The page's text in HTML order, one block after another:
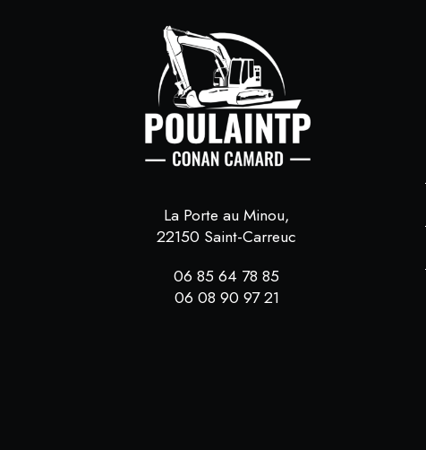
La Porte au Minou,
22150 Saint-Carreuc
06 85 64 78 85
06 08 90 97 21